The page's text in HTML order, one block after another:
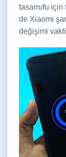
tasarrufu için
de Xiaomi
değişimi